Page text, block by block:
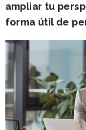
ampliar tu
forma útil de